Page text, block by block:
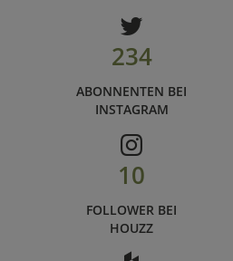
234
ABONNENTEN BEI
INSTAGRAM
10
FOLLOWER BEI
HOUZZ